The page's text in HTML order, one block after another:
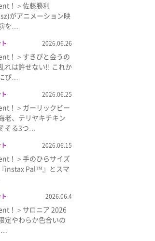
！＞佐藤勝利
がアニメーション映
を…
2026.06.26
！＞すきぴと会うの
れは許せない!! これか
ぴ…
2026.06.25
！＞ガーリックビー
老、テリヤキチキン
そる3つ…
2026.06.15
！＞手のひらサイズ
instax Pal™』とスマ
2026.06.4
！＞サロニア 2026
定やわらか色合いの